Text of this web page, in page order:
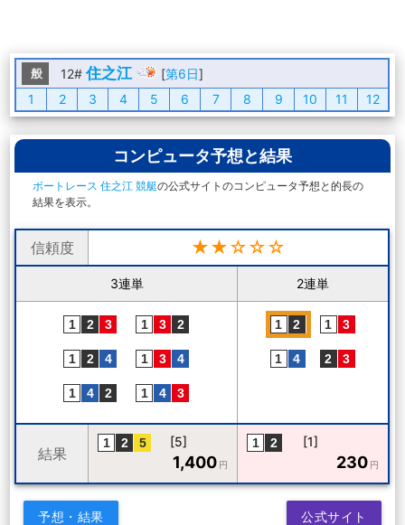
般 12#住之江 [第6日]
1
2 3 4 5 6 7 8 9 10 11 12
コンピュータ予想と結果
ボートレース 住之江 競艇の公式サイトのコンピュータ予想と的長の
結果を表示。
信頼度 ★★☆☆☆
3連単 2連単
結果
[5]
1,400 円
[1]
230 円
予想・結果 公式サイト